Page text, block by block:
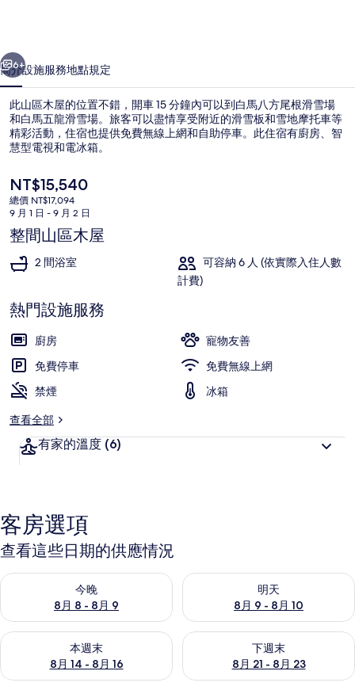
個
6+
簡介設施服務地點規定
此山區木屋的位置不錯，開車 15 分鐘內可以到白馬八方尾根滑雪場
和白馬五龍滑雪場。旅客可以盡情享受附近的滑雪板和雪地摩托車等
精彩活動，住宿也提供免費無線上網和自助停車。此住宿有廚房、智
慧型電視和電冰箱。
目
前
的
格
NT$15,540
NT$15,540
總價 NT$17,094
9 月 1 日 - 9 月 2 日
整間山區木屋
2 間浴室
可容納 6 人 (依實際入住人數
計費)
熱門設施服務
廚房
寵物友善
免費停車
免費無線上網
禁煙
冰箱
查看全部
有家的溫度 (6)
客房選項
查看這些日期的供應情況
今晚
8月 8 - 8月 9
查看今晚 (8月 8 - 8月 9) 的供應情況
明天
8月 9 - 8月 10
查看明天 (8月 9 - 8月 10) 的供
本週末
8月 14 - 8月 16
查看本週末 (8月 14 - 8月 16) 的供應情況
下週末
8月 21 - 8月 23
查看下週末 (8月 21 - 8月 23)